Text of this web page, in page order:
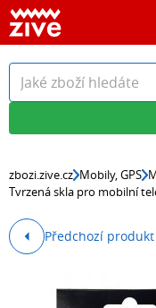
zbozi.zive.cz Mobily, GPS
Tvrzená skla pro mobilní
Předchozí produkt